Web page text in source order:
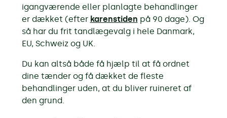
igangværende eller planlagte behandlinger
er dækket (efter karenstiden på 90 dage). Og
så har du frit tandlægevalgi hele Danmark,
EU, Schweiz og UK.
Du kan altså både få hjælp til at få ordnet
dine tænder og få dækket de fleste
behandlinger uden, at du bliver ruineret af
den grund.